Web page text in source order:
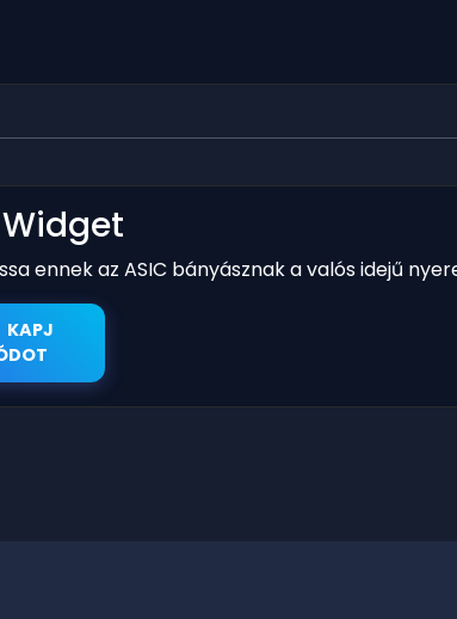
ennek az ASIC bányásznak a valós idejű
KAPJ